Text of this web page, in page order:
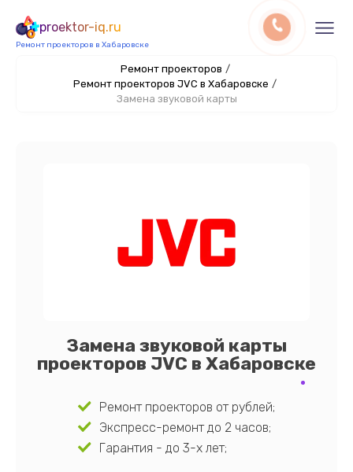
proektor-iq.ru
Ремонт проекторов в Хабаровске
Ремонт проекторов /
Ремонт проекторов JVC в Хабаровске /
Замена звуковой карты
Замена звуковой карты
проекторов JVC в Хабаровске
Ремонт проекторов от рублей;
Экспресс-ремонт до 2 часов;
Гарантия - до 3-х лет;